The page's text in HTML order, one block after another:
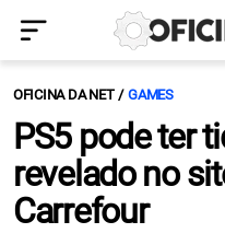
OFICINA DA NET GAMES
PS5 pode ter
revelado no
Carrefour